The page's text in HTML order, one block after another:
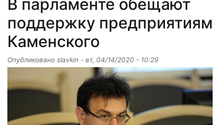
В парламенте обещают
поддержку предприятиям
Каменского
Опубликовано slavkin - вт, 04/14/2020 - 10:29